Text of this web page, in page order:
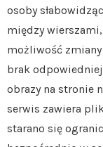
osoby
między
możliwość
brak
obrazy na stronie
serwis zawiera
starano się